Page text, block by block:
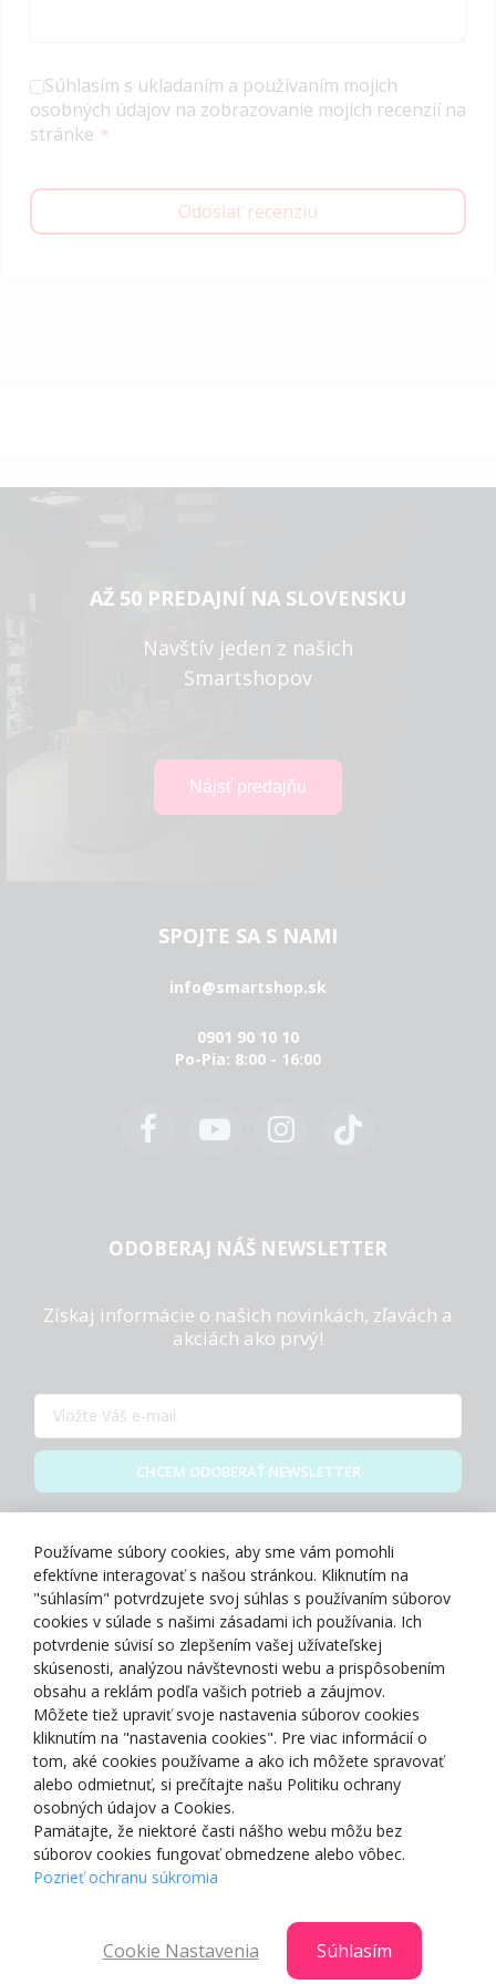
Súhlasím s ukladaním a používaním mojich
osobných údajov na zobrazovanie mojich recenzií na
stránke
Odoslať recenziu
AŽ 50 PREDAJNÍ NA SLOVENSKU
Navštív jeden z našich
Smartshopov
SPOJTE SA S NAMI
info@smartshop.sk
0901 90 10 10
Po-Pia: 8:00 - 16:00
ODOBERAJ NÁŠ NEWSLETTER
Získaj informácie o našich novinkách, zľavách a
akciách ako prvý!
CHCEM ODOBERAŤ NEWSLETTER
O NÁS
NAKUPOVANIE
ZÁKAZNÍCKA ZÓNA
NAŠE OCENENIA
© 2025 Smartshop
Používame súbory cookies, aby sme vám pomohli
efektívne interagovať s našou stránkou. Kliknutím na
"súhlasím" potvrdzujete svoj súhlas s používaním súborov
cookies v súlade s našimi zásadami ich používania. Ich
potvrdenie súvisí so zlepšením vašej užívateľskej
skúsenosti, analýzou návštevnosti webu a prispôsobením
obsahu a reklám podľa vašich potrieb a záujmov.
Môžete tiež upraviť svoje nastavenia súborov cookies
kliknutím na "nastavenia cookies". Pre viac informácií o
tom, aké cookies používame a ako ich môžete spravovať
alebo odmietnuť, si prečítajte našu Politiku ochrany
osobných údajov a Cookies.
Pamätajte, že niektoré časti nášho webu môžu bez
súborov cookies fungovať obmedzene alebo vôbec.
Pozrieť ochranu súkromia
Cookie Nastavenia Súhlasím